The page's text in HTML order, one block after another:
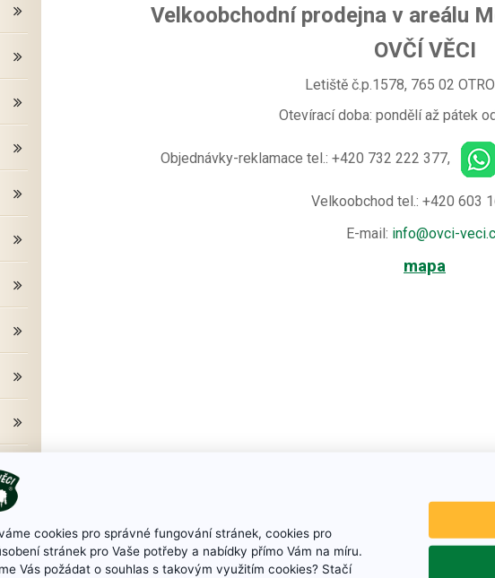
Velkoobchodní prodejna v areálu
OVČÍ VĚCI
Letiště č.p.1578, 765 02
Otevírací doba: pondělí až pátek
Objednávky-reklamace tel.: +420 732 222 377,
Velkoobchod tel.: +420 603
E-mail: info@ovci-
mapa
cookies pro správné fungování stránek, cookies pro
stránek pro Vaše potřeby a nabídky přímo Vám na míru.
Vás požádat o souhlas s takovým využitím cookies? Stačí